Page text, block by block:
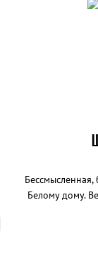
Бессмысленная,
Белому дому.